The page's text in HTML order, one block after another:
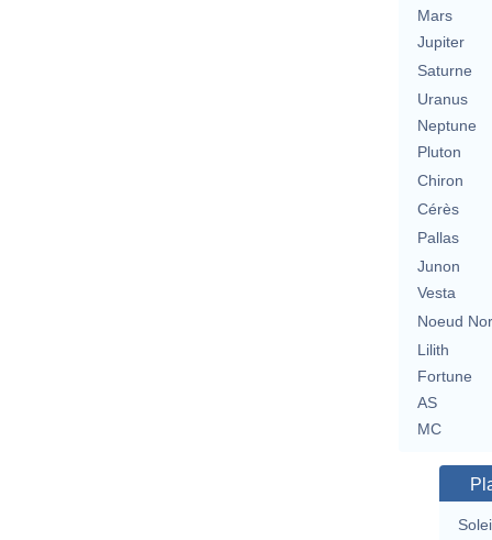
Mars
Jupiter
Saturne
Uranus
Neptune
Pluton
Chiron
Cérès
Pallas
Junon
Vesta
Noeud
Lilith
Fortune
AS
MC